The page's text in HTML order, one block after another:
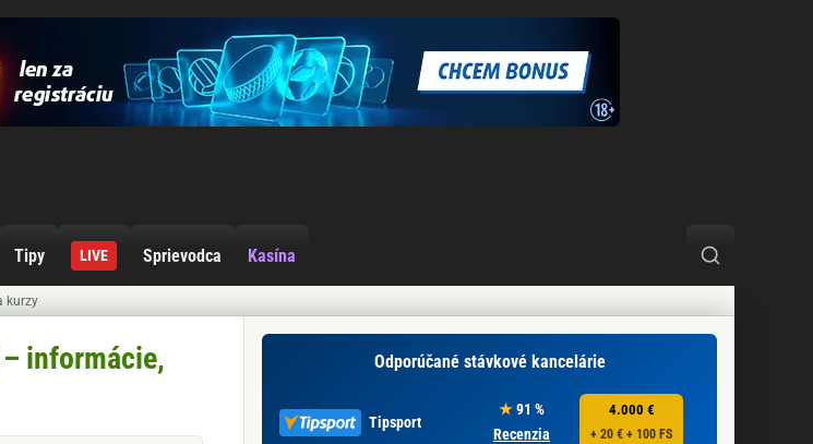
Tipy LIVE Sprievodca Kasína
kurzy
informácie,
Odporúčané stávkové kancelárie
Tipsport
91 %
Recenzia
4.000 €
+ 20 € + 100 FS